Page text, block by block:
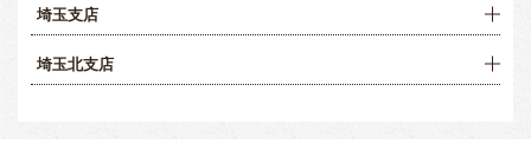
埼玉支店
埼玉北支店